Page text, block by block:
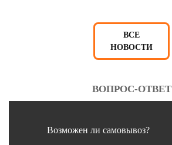
ВСЕ
НОВОСТИ
ВОПРОС-ОТВЕТ
Возможен ли самовывоз?